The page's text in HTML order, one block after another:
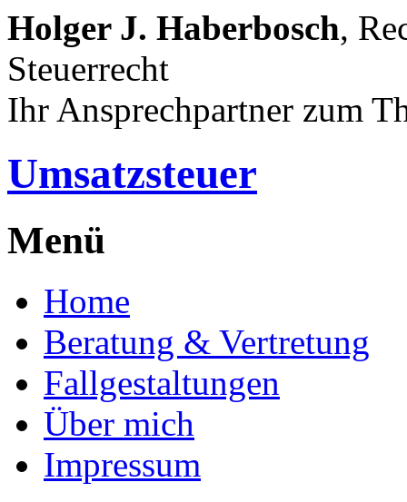
Holger J. Haberbosch,
Steuerrecht
Ihr Ansprechpartner zum
Umsatzsteuer
Menü
Home
Beratung & Vertretung
Fallgestaltungen
Über mich
Impressum